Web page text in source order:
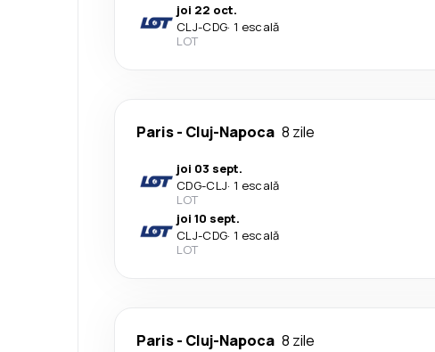
joi 22 oct.
CLJ-CDG· 1 escală
LOT
Paris- Cluj-Napoca 8 zile
joi 03 sept.
CDG-CLJ· 1 escală
LOT
joi 10 sept.
CLJ-CDG· 1 escală
LOT
Paris- Cluj-Napoca 8 zile